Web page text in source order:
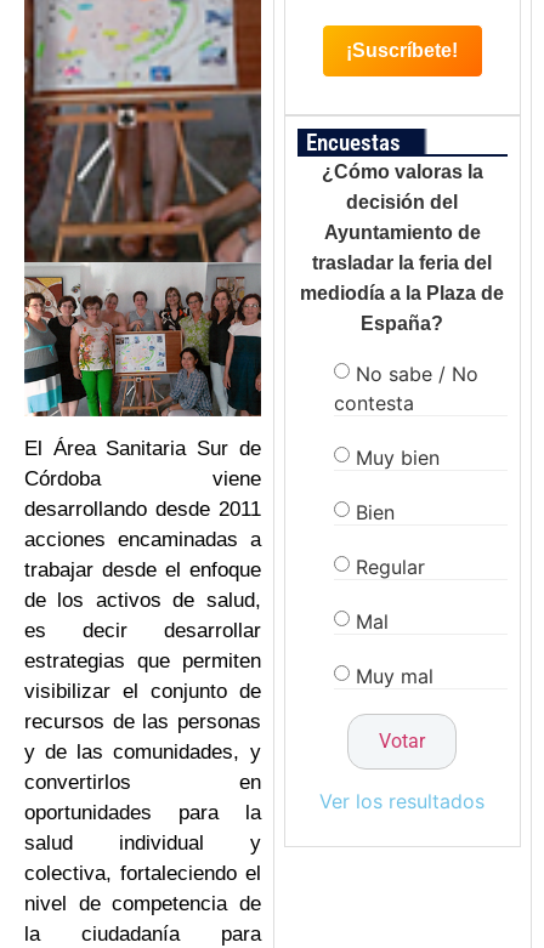
El Área Sanitaria Sur de
Córdoba viene
desarrollando desde 2011
acciones encaminadas a
trabajar desde el enfoque
de los activos de salud,
es decir desarrollar
estrategias que permiten
visibilizar el conjunto de
recursos de las personas
y de las comunidades, y
convertirlos en
oportunidades para la
salud individual y
colectiva, fortaleciendo el
nivel de competencia de
la ciudadanía para
Encuestas
¿Cómo valoras la
decisión del
Ayuntamiento de
trasladar la feria del
mediodía a la Plaza de
España?
No sabe / No
contesta
Muy bien
Bien
Regular
Mal
Muy mal
Ver los resultados